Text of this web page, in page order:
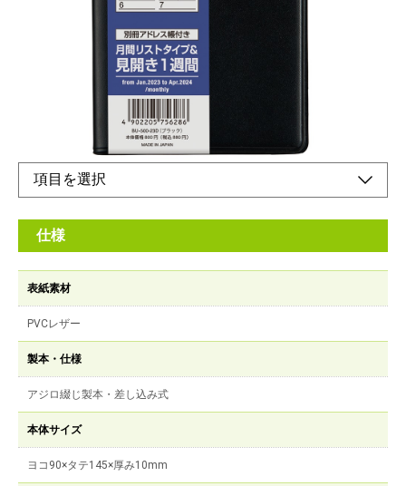
+ 税
ポケットサイズのスタンダードなモデル
仕様
表紙素材
PVCレザー
製本・仕様
アジロ綴じ製本・差し込み式
本体サイズ
ヨコ90×タテ145×厚み10mm